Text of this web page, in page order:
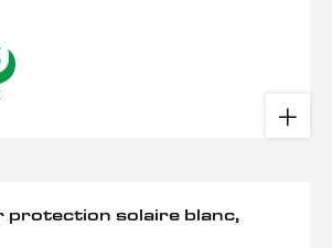
protection solaire blanc,